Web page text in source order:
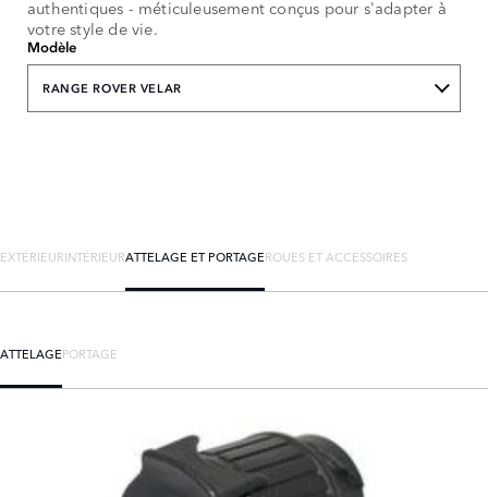
authentiques - méticuleusement conçus pour s'adapter à
votre style de vie.
Modèle
RANGE ROVER VELAR
EXTÉRIEURINTÉRIEURATTELAGE ET PORTAGEROUES ET ACCESSOIRES
ATTELAGEPORTAGE